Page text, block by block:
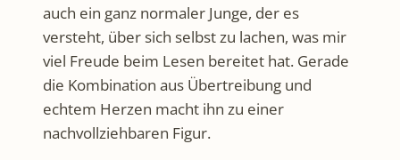
auch ein ganz normaler Junge, der es
versteht, über sich selbst zu lachen, was mir
viel Freude beim Lesen bereitet hat. Gerade
die Kombination aus Übertreibung und
echtem Herzen macht ihn zu einer
nachvollziehbaren Figur.